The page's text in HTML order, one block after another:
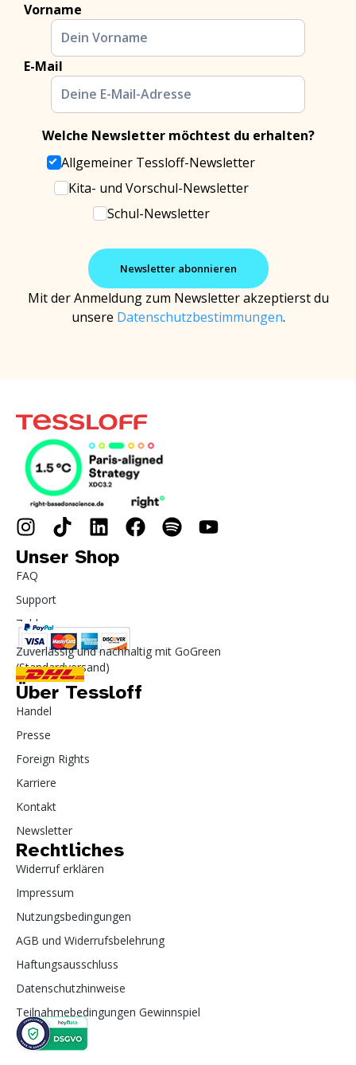
Vorname
E-Mail
Welche Newsletter möchtest du erhalten?
Allgemeiner Tessloff-Newsletter
Kita- und Vorschul-Newsletter
Schul-Newsletter
Mit der Anmeldung zum Newsletter akzeptierst du
unsere Datenschutzbestimmungen.
Unser Shop
FAQ
Support
Zahlung
Zuverlässig und nachhaltig mit GoGreen
(Standardversand)
Über Tessloff
Handel
Presse
Foreign Rights
Karriere
Kontakt
Newsletter
Rechtliches
Widerruf erklären
Impressum
Nutzungsbedingungen
AGB und Widerrufsbelehrung
Haftungsausschluss
Datenschutzhinweise
Teilnahmebedingungen Gewinnspiel